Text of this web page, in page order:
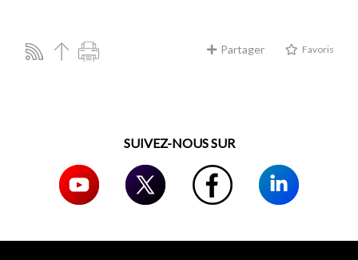
Partager Favoris
SUIVEZ-NOUS SUR